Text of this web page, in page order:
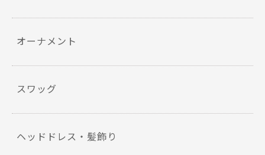
オーナメント
スワッグ
ヘッドドレス・髪飾り